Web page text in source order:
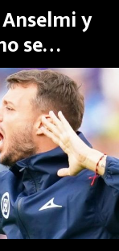
y
se
vs Toluca